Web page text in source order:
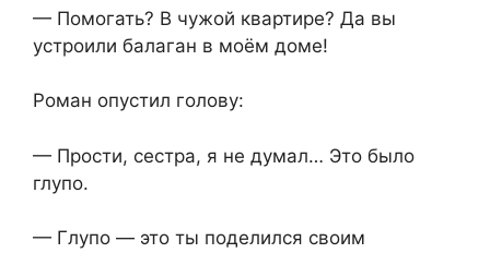
— Помогать? В чужой квартире? Да вы
устроили балаган в моём доме!
Роман опустил голову:
— Прости, сестра, я не думал… Это было
глупо.
— Глупо — это ты поделился своим